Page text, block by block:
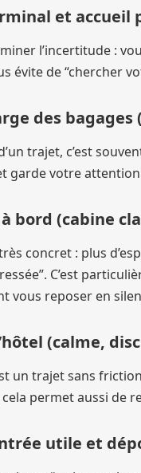
et accueil
l’incertitude :
évite de “chercher
des
trajet, c’est
garde votre
bord (cabine
concret : plus
C’est
vous reposer en
(calme,
un trajet sans
cela permet aussi
utile et